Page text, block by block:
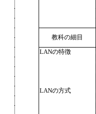
教科の細目
LANの特徴
LANの方式